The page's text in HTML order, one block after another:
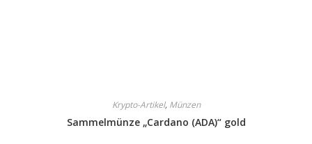
Krypto-Artikel, Münzen
Sammelmünze „Cardano (ADA)“ gold